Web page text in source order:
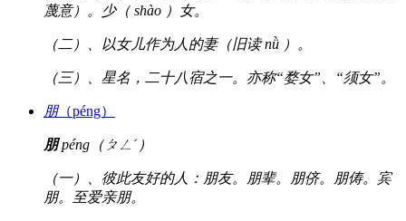
蔑意）。少（ shào ）女。
（二）、以女儿作为人的妻（旧读 nǜ ）。
（三）、星名，二十八宿之一。亦称“婺女”、“须女”。
朋（péng）
朋péng（ㄆㄥˊ）
（一）、彼此友好的人：朋友。朋辈。朋侪。朋俦。宾
朋。至爱亲朋。